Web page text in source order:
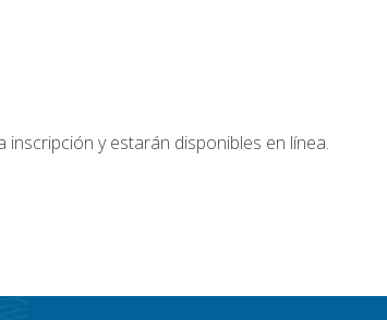
y estarán disponibles en línea.